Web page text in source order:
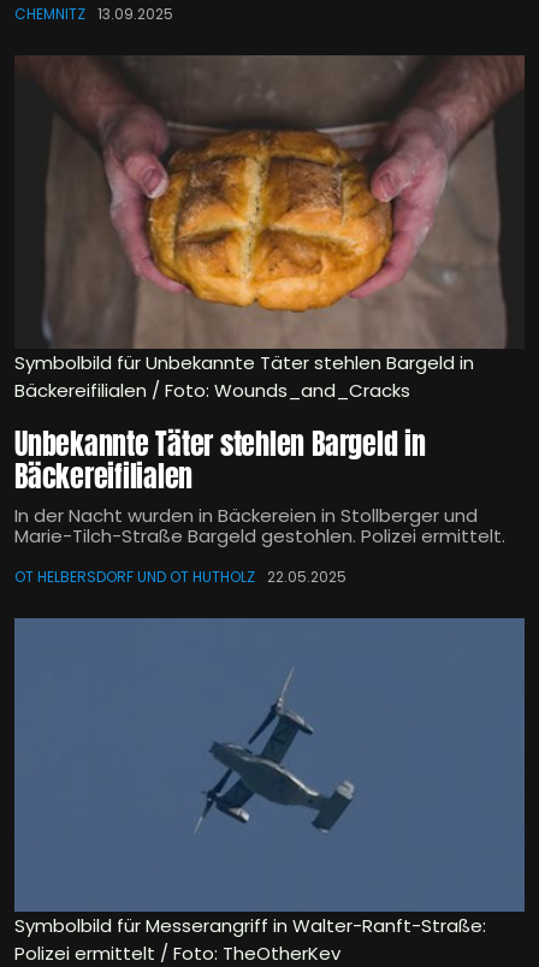
CHEMNITZ 13.09.2025
Symbolbild für Unbekannte Täter stehlen Bargeld in
Bäckereifilialen / Foto: Wounds_and_Cracks
Unbekannte Täter stehlen Bargeld in
Bäckereifilialen
In der Nacht wurden in Bäckereien in Stollberger und
Marie-Tilch-Straße Bargeld gestohlen. Polizei ermittelt.
OT HELBERSDORF UND OT HUTHOLZ 22.05.2025
Symbolbild für Messerangriff in Walter-Ranft-Straße:
Polizei ermittelt / Foto: TheOtherKev